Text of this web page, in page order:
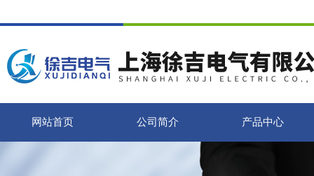
网站首页 公司简介 产品中心